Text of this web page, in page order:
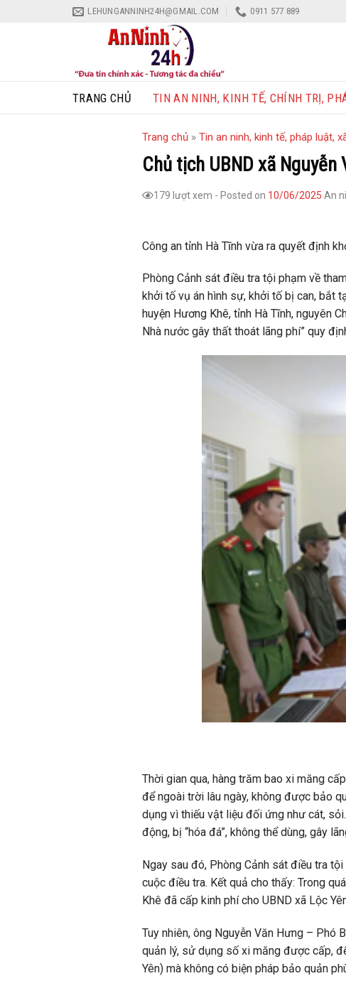
LEHUNGANNINH24H@GMAIL.COM 0911 577 889
TRANG CHỦ TIN AN NINH, KINH TẾ, CHÍNH TRỊ,
Trang chủ» Tin an ninh, kinh tế, pháp luật,
Chủ tịch UBND xã
179 lượt xem - Posted on 10/06/2025 An
Công an tỉnh Hà Tĩnh vừa ra quyết định
Phòng Cảnh sát điều tra tội phạm về
khởi tố vụ án hình sự, khởi tố bị can, bắt
huyện Hương Khê, tỉnh Hà Tĩnh, nguyên
Nhà nước gây thất thoát lãng phí” quy
Thời gian qua, hàng trăm bao xi măng
để ngoài trời lâu ngày, không được bảo
dụng vì thiếu vật liệu đối ứng như cát,
động, bị “hóa đá”, không thể dùng, gây
Ngay sau đó, Phòng Cảnh sát điều tra
cuộc điều tra. Kết quả cho thấy: Trong
Khê đã cấp kinh phí cho UBND xã Lộc
Tuy nhiên, ông Nguyễn Văn Hưng – Phó
quản lý, sử dụng số xi măng được cấp,
Yên) mà không có biện pháp bảo quản